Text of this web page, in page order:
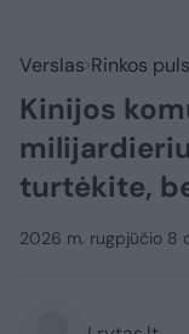
Verslas Rinkos
Kinijos
turtėkite,
2026 m. rugpjūčio 8